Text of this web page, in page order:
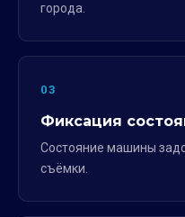
города.
03
Фиксация
Состояние машины
съёмки.